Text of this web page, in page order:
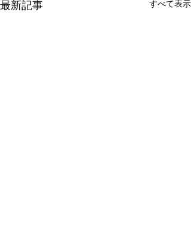
最新記事 すべて表示